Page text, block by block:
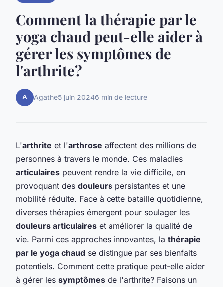
Comment la thérapie par le
yoga chaud peut-elle aider à
gérer les symptômes de
l'arthrite?
A Agathe5 juin 20246 min de lecture
L'arthrite et l'arthrose affectent des millions de
personnes à travers le monde. Ces maladies
articulaires peuvent rendre la vie difficile, en
provoquant des douleurs persistantes et une
mobilité réduite. Face à cette bataille quotidienne,
diverses thérapies émergent pour soulager les
douleurs articulaires et améliorer la qualité de
vie. Parmi ces approches innovantes, la thérapie
par le yoga chaud se distingue par ses bienfaits
potentiels. Comment cette pratique peut-elle aider
à gérer les symptômes de l'arthrite? Faisons un